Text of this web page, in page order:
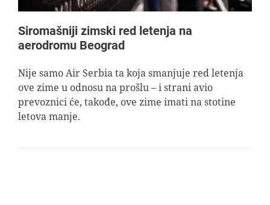
Siromašniji zimski red letenja na
aerodromu Beograd
Nije samo Air Serbia ta koja smanjuje red letenja
ove zime u odnosu na prošlu – i strani avio
prevoznici će, takođe, ove zime imati na stotine
letova manje.